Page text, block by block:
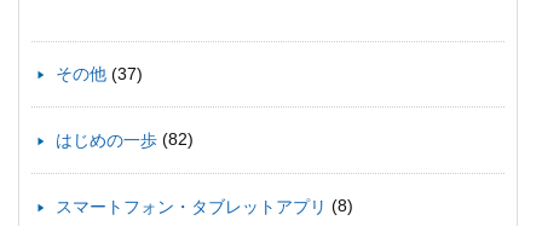
その他 (37)
はじめの一歩 (82)
スマートフォン・タブレットアプリ (8)